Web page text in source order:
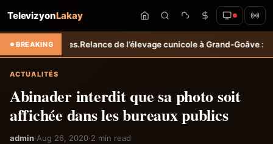
TelevizyonLakay
BREAKING
Relance de l’élevage cunicole à Grand-Goâve : le MARDR
ACTUALITÉS
Abinader interdit que sa photo soit
affichée dans les bureaux publics
admin·Aug 26, 2020·2 min read